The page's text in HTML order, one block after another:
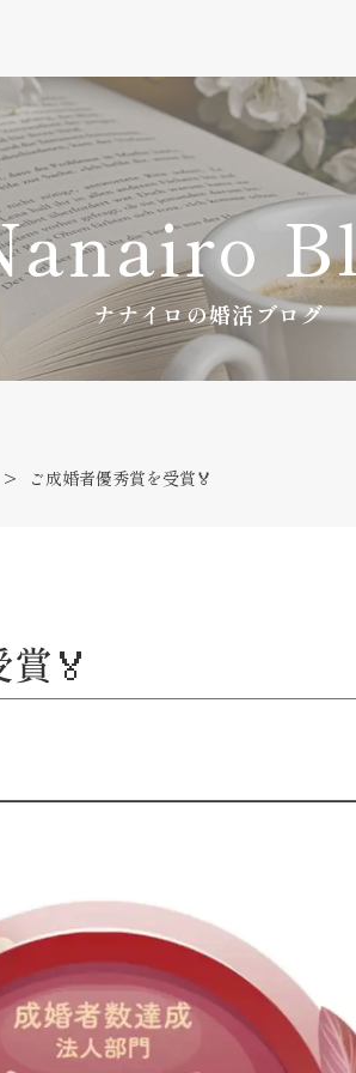
ナナイロの婚活ブログ
ご成婚者優秀賞を受賞🏅
🏅